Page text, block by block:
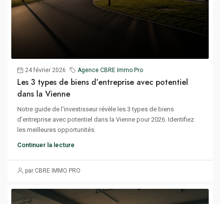
24 février 2026 Agence CBRE Immo Pro
Les 3 types de biens d’entreprise avec potentiel
dans la Vienne
Notre guide de l'investisseur révèle les 3 types de biens
d'entreprise avec potentiel dans la Vienne pour 2026. Identifiez
les meilleures opportunités.
Continuer la lecture
par CBRE IMMO PRO